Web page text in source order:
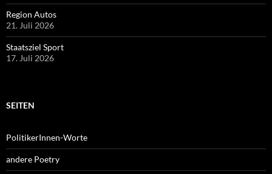
Region Autos
21. Juli 2026
Staatsziel Sport
17. Juli 2026
SEITEN
PolitikerInnen-Worte
andere Poetry